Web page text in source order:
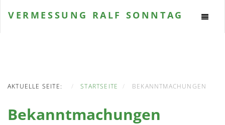
VERMESSUNG RALF SONNTAG
AKTUELLE SEITE: STARTSEITE BEKANNTMACHUNGEN
Bekanntmachungen